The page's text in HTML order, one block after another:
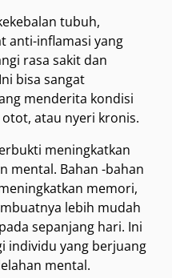
tubuh,
anti-inflamasi yang
rasa sakit dan
bisa sangat
menderita kondisi
atau nyeri kronis.
meningkatkan
mental. Bahan -bahan
memori,
lebih mudah
sepanjang hari. Ini
individu yang berjuang
mental.